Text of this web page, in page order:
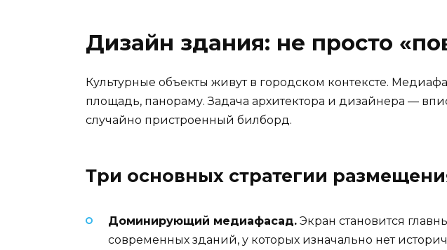
Дизайн здания: не просто
Культурные объекты живут в городском контексте.
площадь, панораму. Задача архитектора и дизайнера —
случайно пристроенный билборд.
Три основных стратегии
Доминирующий медиафасад. Экран становится
современных зданий, у которых изначально нет